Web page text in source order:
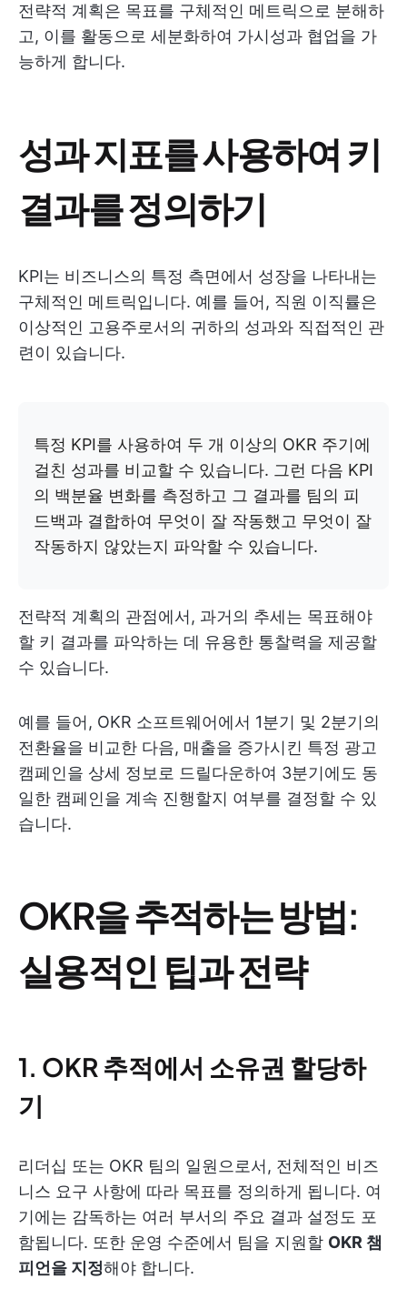
전략적 계획은 목표를 구체적인 메트릭으로 분해하
고, 이를 활동으로 세분화하여 가시성과 협업을 가
능하게 합니다.
성과 지표를 사용하여 키
결과를 정의하기
KPI는 비즈니스의 특정 측면에서 성장을 나타내는
구체적인 메트릭입니다. 예를 들어, 직원 이직률은
이상적인 고용주로서의 귀하의 성과와 직접적인 관
련이 있습니다.
특정 KPI를 사용하여 두 개 이상의 OKR 주기에
걸친 성과를 비교할 수 있습니다. 그런 다음 KPI
의 백분율 변화를 측정하고 그 결과를 팀의 피
드백과 결합하여 무엇이 잘 작동했고 무엇이 잘
작동하지 않았는지 파악할 수 있습니다.
전략적 계획의 관점에서, 과거의 추세는 목표해야
할 키 결과를 파악하는 데 유용한 통찰력을 제공할
수 있습니다.
예를 들어, OKR 소프트웨어에서 1분기 및 2분기의
전환율을 비교한 다음, 매출을 증가시킨 특정 광고
캠페인을 상세 정보로 드릴다운하여 3분기에도 동
일한 캠페인을 계속 진행할지 여부를 결정할 수 있
습니다.
OKR을 추적하는 방법:
실용적인 팁과 전략
1. OKR 추적에서 소유권 할당하
기
리더십 또는 OKR 팀의 일원으로서, 전체적인 비즈
니스 요구 사항에 따라 목표를 정의하게 됩니다. 여
기에는 감독하는 여러 부서의 주요 결과 설정도 포
함됩니다. 또한 운영 수준에서 팀을 지원할 OKR 챔
피언을 지정해야 합니다.